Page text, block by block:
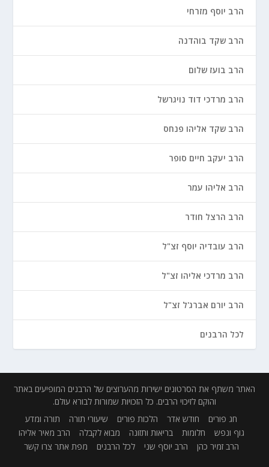
הרב יוסף מזרחי
הרב שקד בוהדנה
הרב בועז שלום
הרב מרדכי דוד נויגרשל
הרב שקד אליהו פנחס
הרב יעקב חיים סופר
הרב אליהו עמר
הרב הרצל חודר
הרב עובדיה יוסף זצ"ל
הרב מרדכי אליהו זצ"ל
הרב יורם אברג'ל זצ"ל
לכל הרבנים
האתר משתף את הסרטונים ישירות מהערוצים של הרבנים המופיעים באתר
והוקם לזיכוי הרבים. כל הזכויות שמורות לבורא עולם.
חג פורים
חודש אדר הלכות פורים שיעורי תורה
תורה ומדע
גוף ונפש
חלומות בריאות ותזונה מבוא לקבלה
הרב מאיר אליהו
הרב זמיר כהן
הרב יוסף שני לכל הרבנים מפת אתר צרו קשר